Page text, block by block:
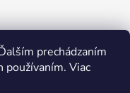
prechádzaním
Viac